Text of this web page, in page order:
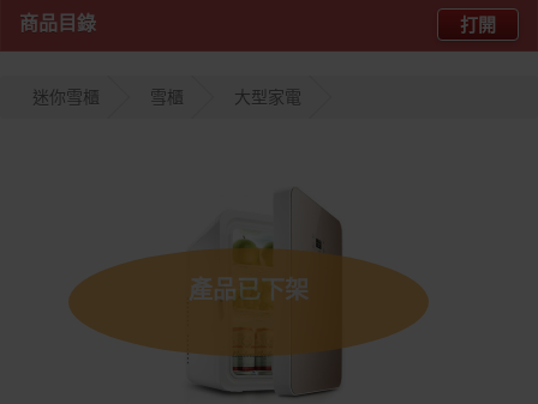
商品目錄 打開
迷你雪櫃 雪櫃 大型家電
產品已下架